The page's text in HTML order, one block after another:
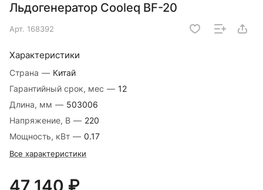
Льдогенератор Cooleq BF-20
Арт. 168392
Характеристики
Страна — Китай
Гарантийный срок, мес — 12
Длина, мм — 503006
Напряжение, В — 220
Мощность, кВт — 0.17
Все характеристики